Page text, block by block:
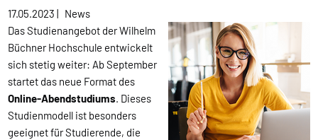
17.05.2023| News
Das Studienangebot der Wilhelm
Büchner Hochschule entwickelt
sich stetig weiter: Ab September
startet das neue Format des
Online-Abendstudiums. Dieses
Studienmodell ist besonders
geeignet für Studierende, die